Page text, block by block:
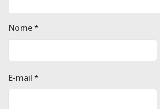
Nome*
E-mail *